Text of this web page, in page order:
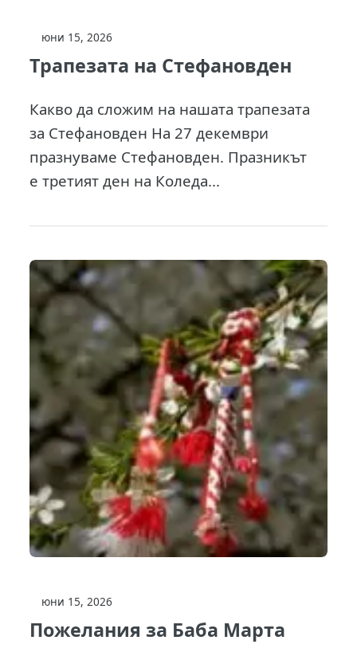
юни 15, 2026
Трапезата на Стефановден
Какво да сложим на нашата трапезата
за Стефановден На 27 декември
празнуваме Стефановден. Празникът
е третият ден на Коледа...
юни 15, 2026
Пожелания за Баба Марта